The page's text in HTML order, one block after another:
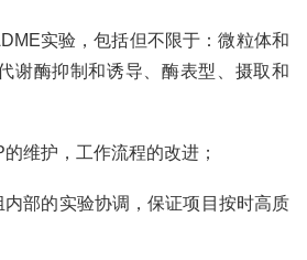
实验，包括但不限于：微粒体和
谢酶抑制和诱导、酶表型、摄取和
维护，工作流程的改进；
部的实验协调，保证项目按时高质